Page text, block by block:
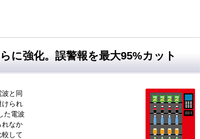
に強化。誤警報を最大95%カット
と同
けられ
た電波
れなか
較して